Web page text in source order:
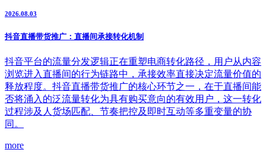
2026.08.03
抖音直播带货推广：直播间承接转化机制
抖音平台的流量分发逻辑正在重塑电商转化路径，用户从内容
浏览进入直播间的行为链路中，承接效率直接决定流量价值的
释放程度。抖音直播带货推广的核心环节之一，在于直播间能
否将涌入的泛流量转化为具有购买意向的有效用户，这一转化
过程涉及人货场匹配、节奏把控及即时互动等多重变量的协
同。
more